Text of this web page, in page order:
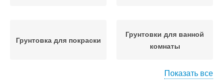
Грунтовка для покраски
Грунтовки для ванной
комнаты
Показать все